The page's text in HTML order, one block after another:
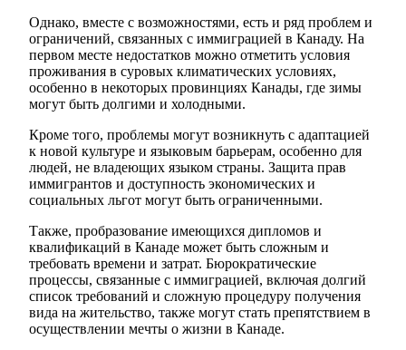
Однако, вместе с возможностями, есть и ряд проблем и
ограничений, связанных с иммиграцией в Канаду. На
первом месте недостатков можно отметить условия
проживания в суровых климатических условиях,
особенно в некоторых провинциях Канады, где зимы
могут быть долгими и холодными.
Кроме того, проблемы могут возникнуть с адаптацией
к новой культуре и языковым барьерам, особенно для
людей, не владеющих языком страны. Защита прав
иммигрантов и доступность экономических и
социальных льгот могут быть ограниченными.
Также, пробразование имеющихся дипломов и
квалификаций в Канаде может быть сложным и
требовать времени и затрат. Бюрократические
процессы, связанные с иммиграцией, включая долгий
список требований и сложную процедуру получения
вида на жительство, также могут стать препятствием в
осуществлении мечты о жизни в Канаде.